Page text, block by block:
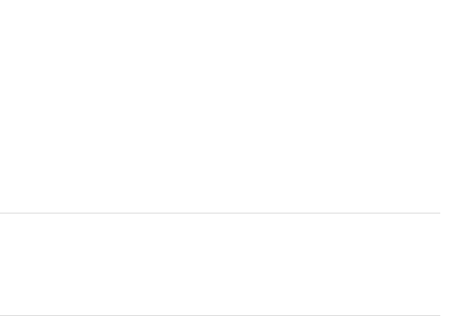
des Albères, au cœur de la route des vins de l’Empordà, est idéale
à seulement 15 km de Figueres (musée Dalí), à 7 km de Castelló
du charmant village de Cadaqués et à 40 km de Gérone.